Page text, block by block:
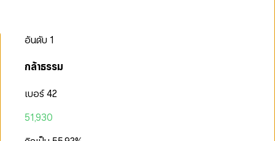
อันดับ 1
กล้าธรรม
เบอร์ 42
51,930